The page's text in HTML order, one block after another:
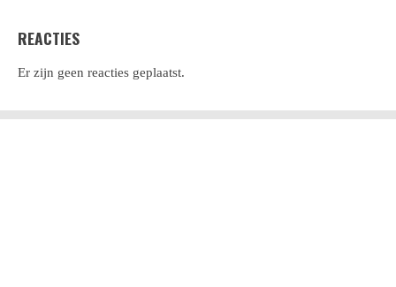
REACTIES
Er zijn geen reacties geplaatst.